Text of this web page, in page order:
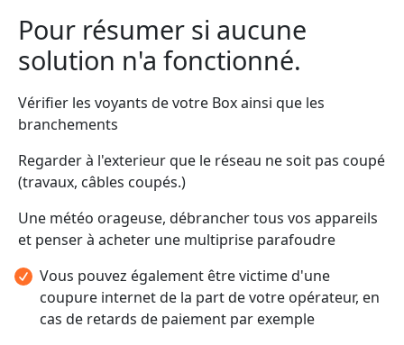
Pour résumer si aucune
solution n'a fonctionné.
Vérifier les voyants de votre Box ainsi que les
branchements
Regarder à l'exterieur que le réseau ne soit pas coupé
(travaux, câbles coupés.)
Une météo orageuse, débrancher tous vos appareils
et penser à acheter une multiprise parafoudre
Vous pouvez également être victime d'une
coupure internet de la part de votre opérateur, en
cas de retards de paiement par exemple